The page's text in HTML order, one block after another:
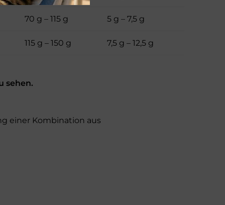
70 g – 115 g 5 g – 7,5 g
115 g – 150 g 7,5 g – 12,5 g
sehen.
einer Kombination aus